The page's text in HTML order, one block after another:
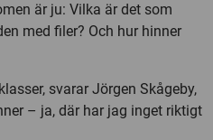
är ju: Vilka är det som
med filer? Och hur hinner
svarar Jörgen Skågeby,
– ja, där har jag inget riktigt